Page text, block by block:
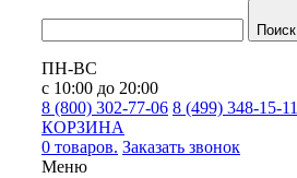
Поиск
ПН-ВС
с 10:00 до 20:00
8 (800) 302-77-06 8 (499) 348-15-11
КОРЗИНА
0 товаров. Заказать звонок
Меню